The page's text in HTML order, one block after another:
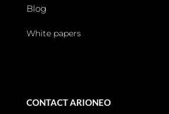
Blog
White papers
CONTACT ARIONEO